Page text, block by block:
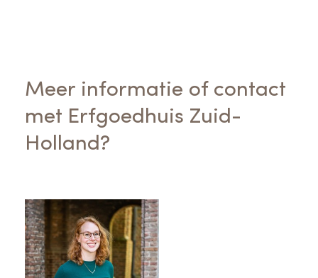
Meer informatie of contact
met Erfgoedhuis Zuid-
Holland?